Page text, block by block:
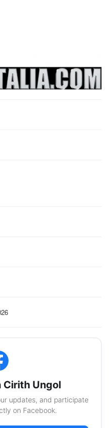
Ungol
updates, and participate
on Facebook.